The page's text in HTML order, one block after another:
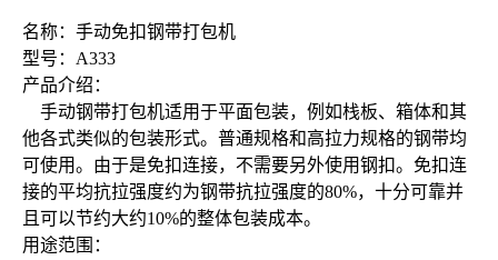
名称：手动免扣钢带打包机
型号：A333
产品介绍：
手动钢带打包机适用于平面包装，例如栈板、箱体和其
他各式类似的包装形式。普通规格和高拉力规格的钢带均
可使用。由于是免扣连接，不需要另外使用钢扣。免扣连
接的平均抗拉强度约为钢带抗拉强度的80%，十分可靠并
且可以节约大约10%的整体包装成本。
用途范围：